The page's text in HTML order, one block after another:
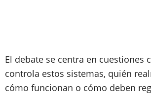
El debate se centra en cuestiones
controla estos sistemas, quién
cómo funcionan o cómo deben